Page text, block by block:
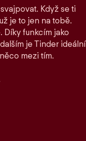
Když se ti
je to jen na tobě.
Díky funkcím jako
je Tinder ideální
mezi tím.